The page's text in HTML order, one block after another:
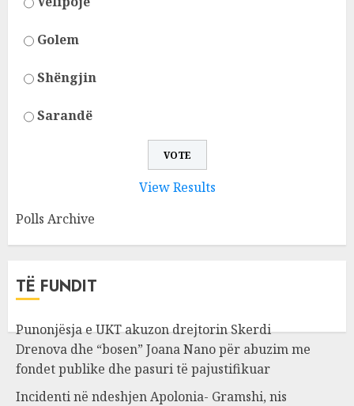
Golem
Shëngjin
Sarandë
View Results
Polls Archive
TË FUNDIT
Punonjësja e UKT akuzon drejtorin Skerdi
Drenova dhe “bosen” Joana Nano për abuzim me
fondet publike dhe pasuri të pajustifikuar
Incidenti në ndeshjen Apolonia- Gramshi, nis